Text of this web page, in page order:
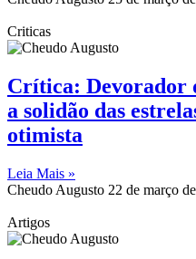
Criticas
Crítica: Devorador
a solidão das
otimista
Leia Mais »
Cheudo Augusto 22 de março
Artigos